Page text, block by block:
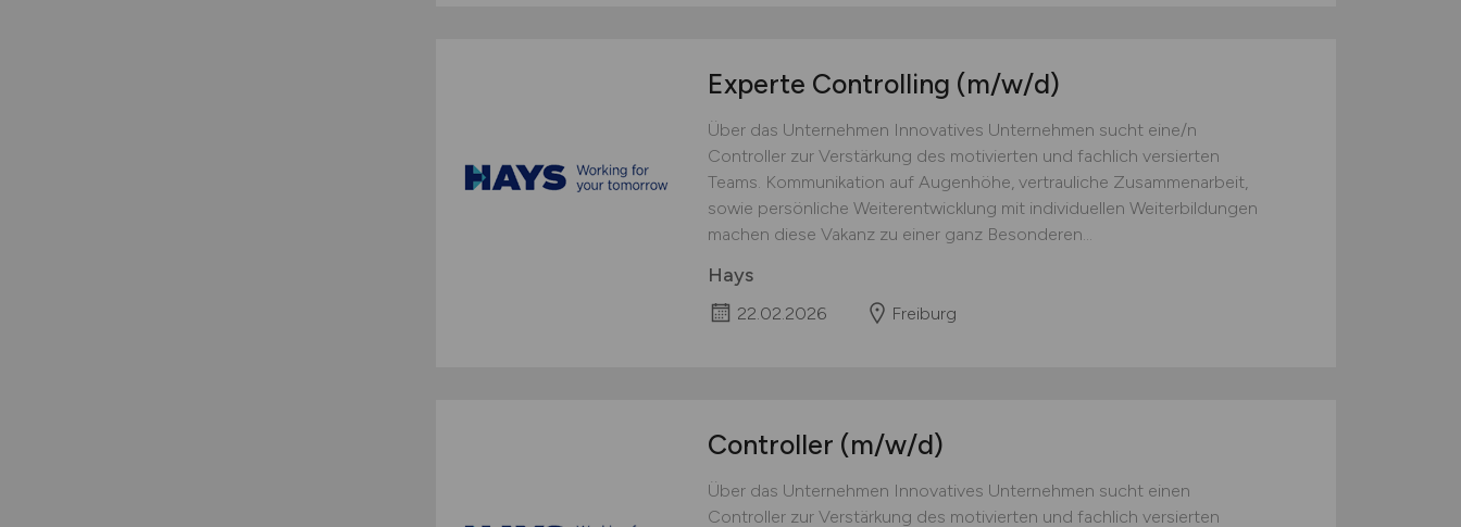
Experte Controlling (m/w/d)
Über das Unternehmen Innovatives Unternehmen sucht eine/n
Controller zur Verstärkung des motivierten und fachlich versierten
Teams. Kommunikation auf Augenhöhe, vertrauliche Zusammenarbeit,
sowie persönliche Weiterentwicklung mit individuellen Weiterbildungen
machen diese Vakanz zu einer ganz Besonderen...
Hays
22.02.2026 Freiburg
Controller (m/w/d)
Über das Unternehmen Innovatives Unternehmen sucht einen
Controller zur Verstärkung des motivierten und fachlich versierten